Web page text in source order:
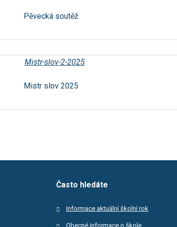
Pěvecká soutěž
Mistr slov 2025
Často hledáte
Informace aktuální školní rok
Obecné informace o škole